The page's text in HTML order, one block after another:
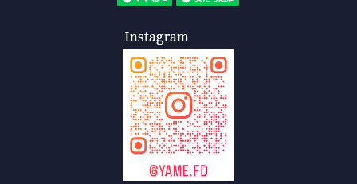
Instagram